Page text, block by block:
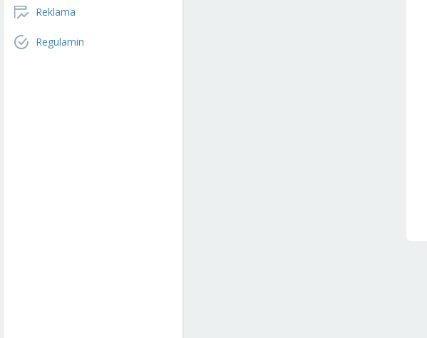
Reklama
Regulamin